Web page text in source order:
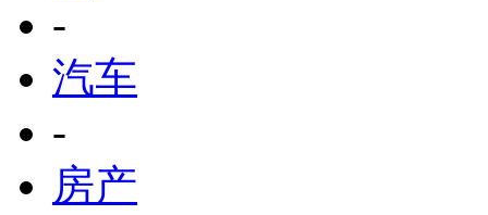
-
汽车
-
房产